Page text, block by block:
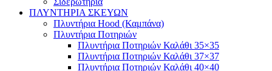
ΠΛΥΝΤΗΡΙΑ ΣΚΕΥΩΝ
Πλυντήρια Hood (Καμπάνα)
Πλυντήρια Ποτηριών
Πλυντήρια Ποτηριών Καλάθι 35×35
Πλυντήρια Ποτηριών Καλάθι 37×37
Πλυντήρια Ποτηριών Καλάθι 40×40